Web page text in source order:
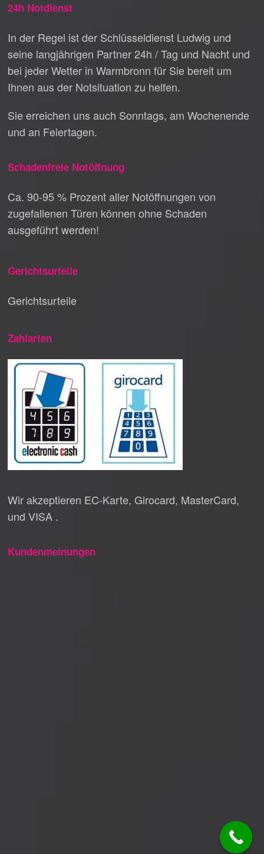
24h Notdienst
In der Regel ist der Schlüsseldienst Ludwig und
seine langjährigen Partner 24h / Tag und Nacht und
bei jeder Wetter in Warmbronn für Sie bereit um
Ihnen aus der Notsituation zu helfen.
Sie erreichen uns auch Sonntags, am Wochenende
und an Feiertagen.
Schadenfreie Notöffnung
Ca. 90-95 % Prozent aller Notöffnungen von
zugefallenen Türen können ohne Schaden
ausgeführt werden!
Gerichtsurteile
Gerichtsurteile
Zahlarten
Wir akzeptieren EC-Karte, Girocard, MasterCard,
und VISA .
Kundenmeinungen